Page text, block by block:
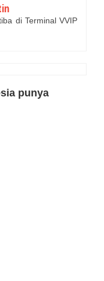
di Terminal VVIP
punya